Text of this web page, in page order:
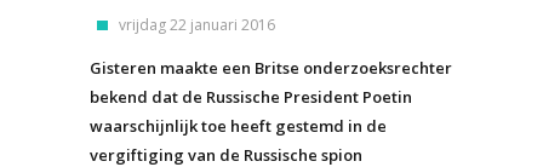
vrijdag 22 januari 2016
Gisteren maakte een Britse onderzoeksrechter
bekend dat de Russische President Poetin
waarschijnlijk toe heeft gestemd in de
vergiftiging van de Russische spion